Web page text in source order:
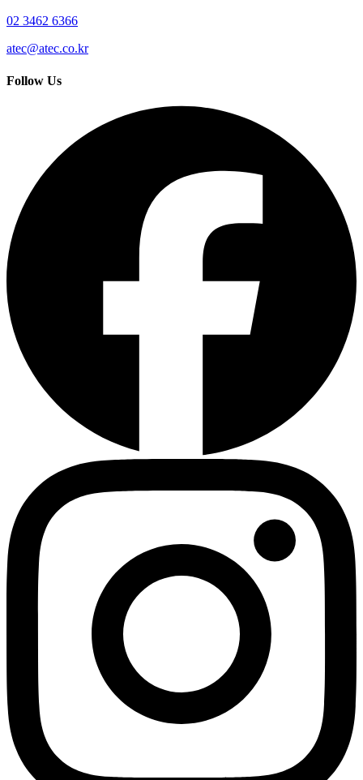
02 3462 6366
atec@atec.co.kr
Follow Us